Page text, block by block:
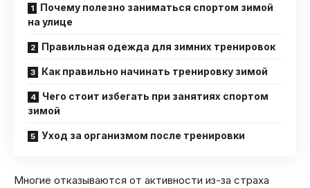
Почему полезно заниматься спортом зимой
на улице
Правильная одежда для зимних тренировок
Как правильно начинать тренировку зимой
Чего стоит избегать при занятиях спортом
зимой
Уход за организмом после тренировки
Многие отказываются от активности из-за страха